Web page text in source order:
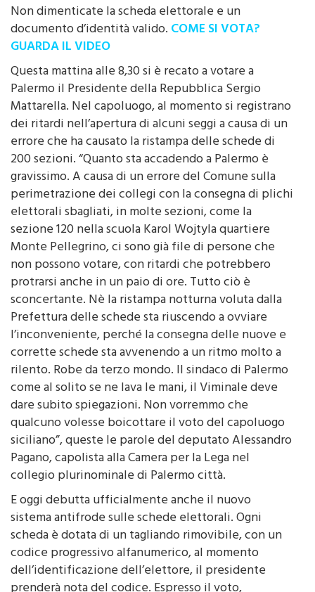
Non dimenticate la scheda elettorale e un
documento d’identità valido.COME SI VOTA?
GUARDA IL VIDEO
Questa mattina alle 8,30 si è recato a votare a
Palermo il Presidente della Repubblica Sergio
Mattarella. Nel capoluogo, al momento si registrano
dei ritardi nell’apertura di alcuni seggi a causa di un
errore che ha causato la ristampa delle schede di
200 sezioni. “Quanto sta accadendo a Palermo è
gravissimo. A causa di un errore del Comune sulla
perimetrazione dei collegi con la consegna di plichi
elettorali sbagliati, in molte sezioni, come la
sezione 120 nella scuola Karol Wojtyla quartiere
Monte Pellegrino, ci sono già file di persone che
non possono votare, con ritardi che potrebbero
protrarsi anche in un paio di ore. Tutto ciò è
sconcertante. Nè la ristampa notturna voluta dalla
Prefettura delle schede sta riuscendo a ovviare
l’inconveniente, perché la consegna delle nuove e
corrette schede sta avvenendo a un ritmo molto a
rilento. Robe da terzo mondo. Il sindaco di Palermo
come al solito se ne lava le mani, il Viminale deve
dare subito spiegazioni. Non vorremmo che
qualcuno volesse boicottare il voto del capoluogo
siciliano”, queste le parole del deputato Alessandro
Pagano, capolista alla Camera per la Lega nel
collegio plurinominale di Palermo città.
E oggi debutta ufficialmente anche il nuovo
sistema antifrode sulle schede elettorali. Ogni
scheda è dotata di un tagliando rimovibile, con un
codice progressivo alfanumerico, al momento
dell’identificazione dell’elettore, il presidente